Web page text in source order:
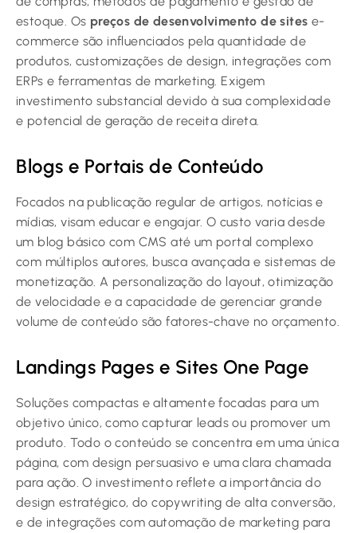
estoque. Os preços de desenvolvimento de sites e-
commerce são influenciados pela quantidade de
produtos, customizações de design, integrações com
ERPs e ferramentas de marketing. Exigem
investimento substancial devido à sua complexidade
e potencial de geração de receita direta.
Blogs e Portais de Conteúdo
Focados na publicação regular de artigos, notícias e
mídias, visam educar e engajar. O custo varia desde
um blog básico com CMS até um portal complexo
com múltiplos autores, busca avançada e sistemas de
monetização. A personalização do layout, otimização
de velocidade e a capacidade de gerenciar grande
volume de conteúdo são fatores-chave no orçamento.
Landings Pages e Sites One Page
Soluções compactas e altamente focadas para um
objetivo único, como capturar leads ou promover um
produto. Todo o conteúdo se concentra em uma única
página, com design persuasivo e uma clara chamada
para ação. O investimento reflete a importância do
design estratégico, do copywriting de alta conversão,
e de integrações com automação de marketing para